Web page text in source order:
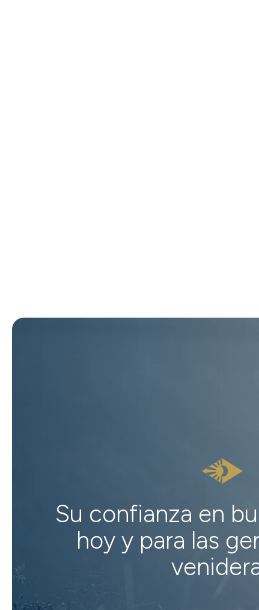
Su confianza en
hoy y para las